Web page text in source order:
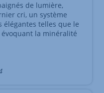
de lumière,
cri, un système
telles que le
la minéralité